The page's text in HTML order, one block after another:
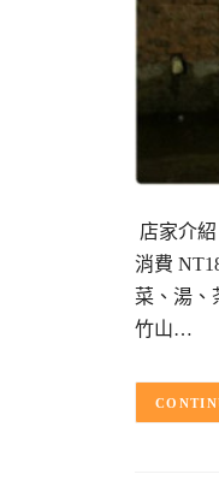
店家介
消費
菜、湯、
竹山…